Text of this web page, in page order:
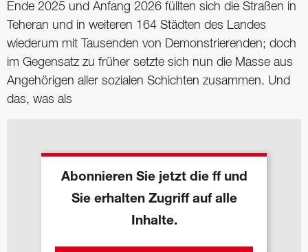
Ende 2025 und Anfang 2026 füllten sich die Straßen in
Teheran und in weiteren 164 Städten des Landes
wiederum mit Tausenden von Demonstrierenden; doch
im Gegensatz zu früher setzte sich nun die Masse aus
Angehörigen aller sozialen Schichten zusammen. Und
das, was als
Abonnieren Sie jetzt die ff und
Sie erhalten Zugriff auf alle
Inhalte.